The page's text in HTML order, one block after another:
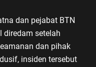
dan pejabat BTN
diredam setelah
dan pihak
insiden tersebut